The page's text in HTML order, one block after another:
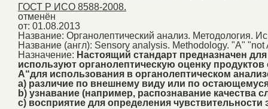
ГОСТ Р ИСО 8588-2008.
отменён
от: 01.08.2013
Название: Органолептический анализ. Методология.
Название (англ): Sensory analysis. Methodology. "A" "not
Назначение: Настоящий стандарт предназначен
используют органолептическую оценку
А“для использования в органолептическом
a) различие по внешнему виду или по
b) узнавание (например, распознавание качества
c) восприятие для определения